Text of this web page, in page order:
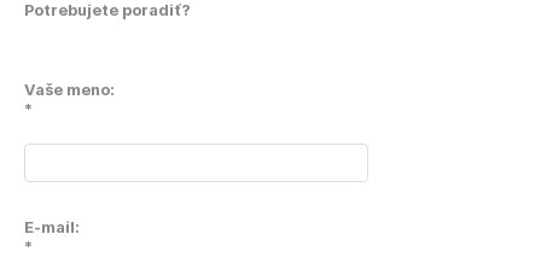
Potrebujete poradiť?
Vaše meno:
*
E-mail:
*